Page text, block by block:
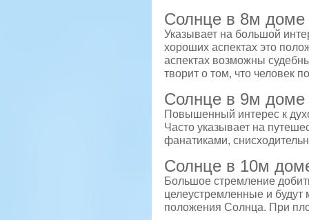
Солнце в 8м доме
Указывает на большой
хороших аспектах это
аспектах возможны
творит о том, что человек
Солнце в 9м доме
Повышенный интерес к
Часто указывает на
фанатиками,
Солнце в 10м
Большое стремление
целеустремленные и будут
положения Солнца. При